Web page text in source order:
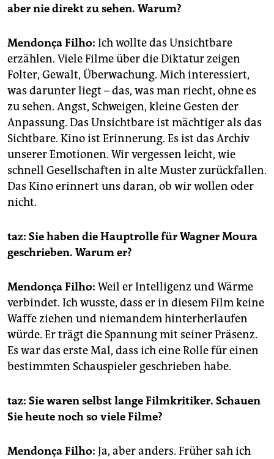
aber nie direkt zu sehen. Warum?
Mendonça Filho: Ich wollte das Unsichtbare
erzählen. Viele Filme über die Diktatur zeigen
Folter, Gewalt, Überwachung. Mich interessiert,
was darunter liegt – das, was man riecht, ohne es
zu sehen. Angst, Schweigen, kleine Gesten der
Anpassung. Das Unsichtbare ist mächtiger als das
Sichtbare. Kino ist Erinnerung. Es ist das Archiv
unserer Emotionen. Wir vergessen leicht, wie
schnell Gesellschaften in alte Muster zurückfallen.
Das Kino erinnert uns daran, ob wir wollen oder
nicht.
taz: Sie haben die Hauptrolle für Wagner Moura
geschrieben. Warum er?
Mendonça Filho: Weil er Intelligenz und Wärme
verbindet. Ich wusste, dass er in diesem Film keine
Waffe ziehen und niemandem hinterherlaufen
würde. Er trägt die Spannung mit seiner Präsenz.
Es war das erste Mal, dass ich eine Rolle für einen
bestimmten Schauspieler geschrieben habe.
taz: Sie waren selbst lange Filmkritiker. Schauen
Sie heute noch so viele Filme?
Mendonça Filho: Ja, aber anders. Früher sah ich